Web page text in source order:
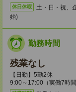
休日休暇
土・日・祝、
始)
勤務時間
残業なし
【日勤】5勤2休
9:00～17:00（実働7時間